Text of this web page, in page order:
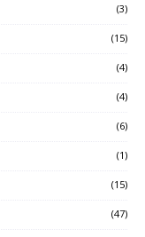
(3)
(15)
(4)
(4)
(6)
(1)
(15)
(47)